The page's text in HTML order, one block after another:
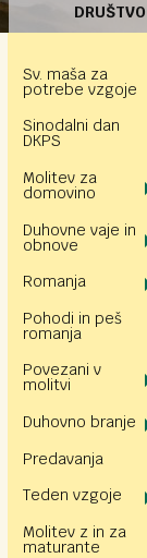
DRUŠTVO
Sv. maša za
potrebe vzgoje
Sinodalni dan
DKPS
Molitev za
domovino
Duhovne vaje in
obnove
Romanja
Pohodi in peš
romanja
Povezani v
molitvi
Duhovno branje
Predavanja
Teden vzgoje
Molitev z in za
maturante